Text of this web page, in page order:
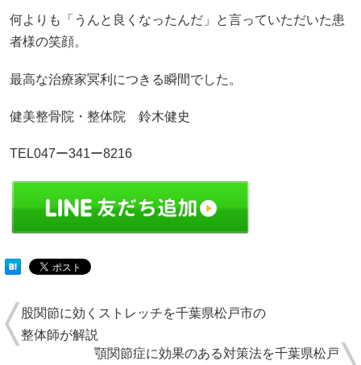
何よりも「うんと良くなったんだ」と言っていただいた患
者様の笑顔。
最高な治療家冥利につきる瞬間でした。
健美整骨院・整体院 鈴木健史
TEL047ー341ー8216
股関節に効くストレッチを千葉県松戸市の
整体師が解説
顎関節症に効果のある対策法を千葉県松戸